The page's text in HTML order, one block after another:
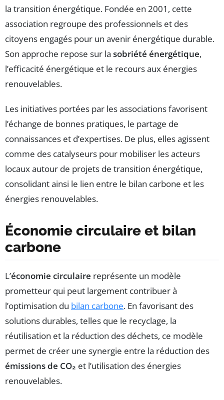
la transition énergétique. Fondée en 2001, cette
association regroupe des professionnels et des
citoyens engagés pour un avenir énergétique durable.
Son approche repose sur la sobriété énergétique,
l’efficacité énergétique et le recours aux énergies
renouvelables.
Les initiatives portées par les associations favorisent
l’échange de bonnes pratiques, le partage de
connaissances et d’expertises. De plus, elles agissent
comme des catalyseurs pour mobiliser les acteurs
locaux autour de projets de transition énergétique,
consolidant ainsi le lien entre le bilan carbone et les
énergies renouvelables.
Économie circulaire et bilan
carbone
L’économie circulaire représente un modèle
prometteur qui peut largement contribuer à
l’optimisation du bilan carbone. En favorisant des
solutions durables, telles que le recyclage, la
réutilisation et la réduction des déchets, ce modèle
permet de créer une synergie entre la réduction des
émissions de CO₂ et l’utilisation des énergies
renouvelables.